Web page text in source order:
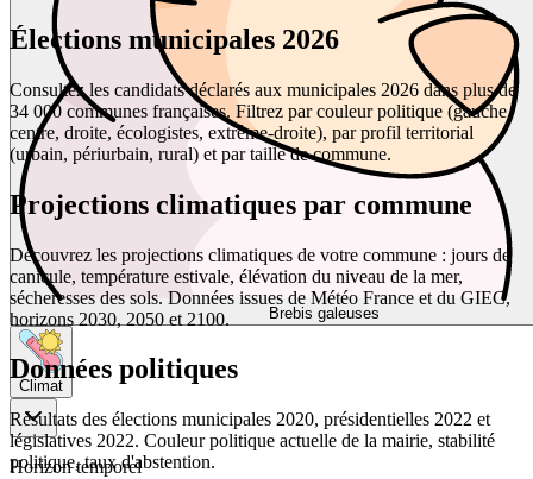
Brebis galeuses
Climat
Horizon temporel
Élections municipales 2026
Consultez les candidats déclarés aux municipales 2026 dans plus de
34 000 communes françaises. Filtrez par couleur politique (gauche,
centre, droite, écologistes, extrême-droite), par profil territorial
(urbain, périurbain, rural) et par taille de commune.
Projections climatiques par commune
Découvrez les projections climatiques de votre commune : jours de
canicule, température estivale, élévation du niveau de la mer,
sécheresses des sols. Données issues de Météo France et du GIEC,
horizons 2030, 2050 et 2100.
Données politiques
Résultats des élections municipales 2020, présidentielles 2022 et
législatives 2022. Couleur politique actuelle de la mairie, stabilité
politique, taux d'abstention.